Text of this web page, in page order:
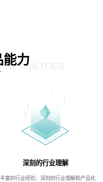
能力
深刻的行业理解
富的行业经验，深刻的行业理解和产品化